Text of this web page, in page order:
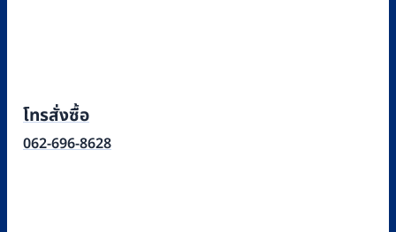
โทรสั่งซื้อ
062-696-8628